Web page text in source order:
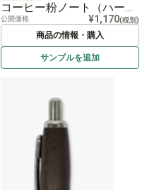
コーヒー粉ノート（ハードカバー） Coffee Grounds Notebook（hardcover)
公開価格 ¥1,170(税別)
商品の情報・購入
サンプルを追加